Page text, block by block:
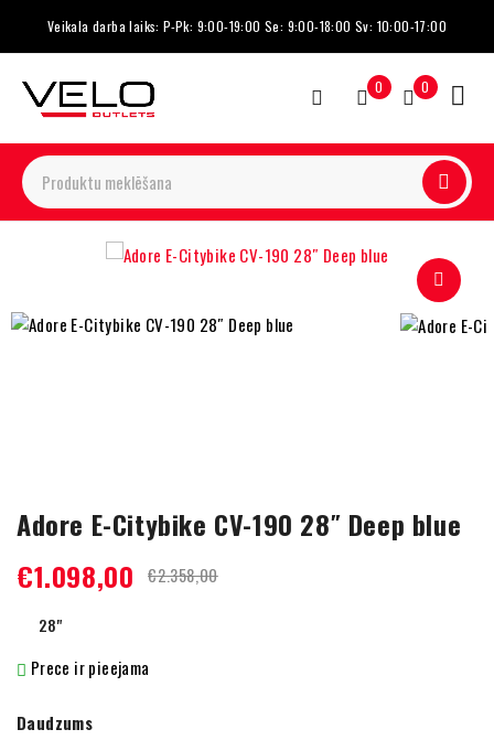
Veikala darba laiks: P-Pk: 9:00-19:00 Se: 9:00-18:00 Sv: 10:00-17:00
0 0
Adore E-Citybike CV-190 28″ Deep blue
€2.358,00
€1.098,00
28"
Prece ir pieejama
Daudzums